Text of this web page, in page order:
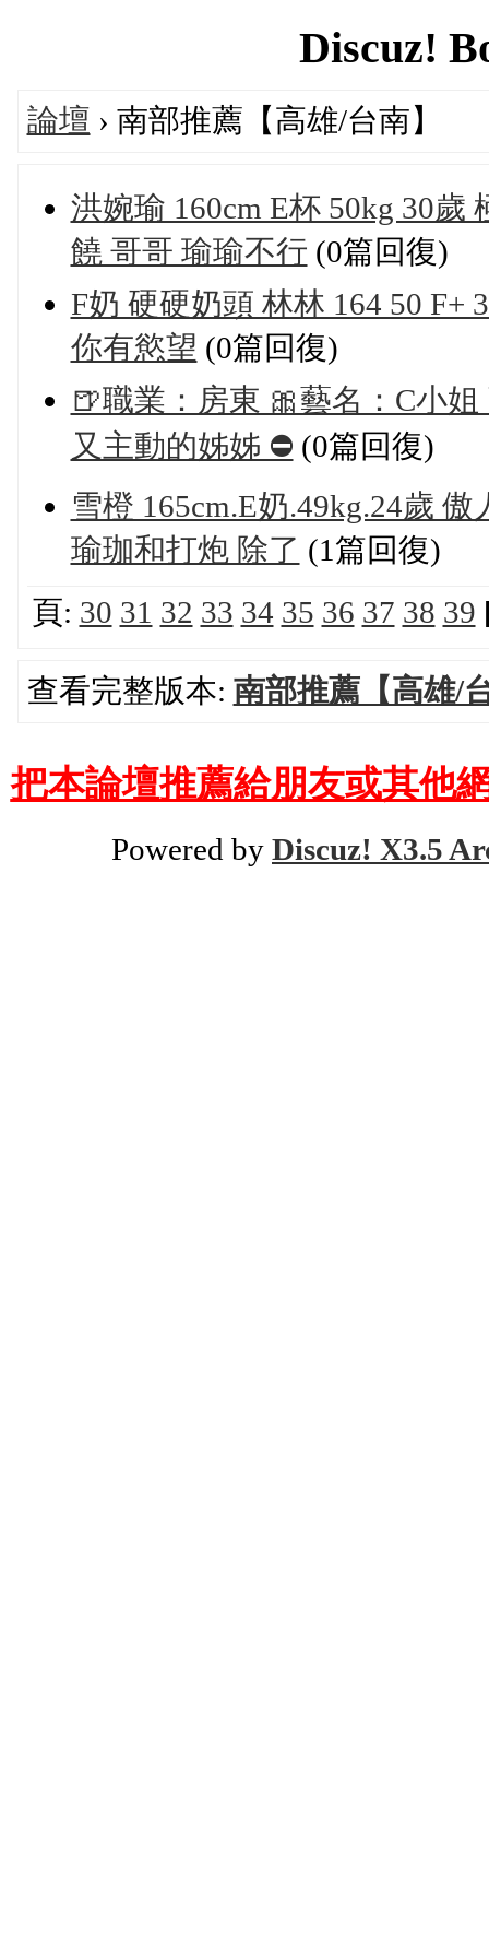
Discuz!
論壇 › 南部推薦【高雄/台南】
洪婉瑜 160cm E杯 50kg 30
饒 哥哥 瑜瑜不行 (0篇回復)
F奶 硬硬奶頭 林林 164 50 F+
你有慾望 (0篇回復)
🍺職業：房東 🎀藝名：C小
又主動的姊姊 ⛔ (0篇回復)
雪橙 165cm.E奶.49kg.24歲
瑜珈和打炮 除了 (1篇回復)
頁: 30 31 32 33 34 35 36 37 38 39
查看完整版本: 南部推薦【高雄/
把本論壇推薦給朋友或其他
Powered by Discuz! X3.5